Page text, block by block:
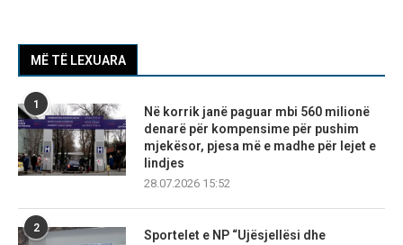
MË TË LEXUARA
1
Në korrik janë paguar mbi 560 milionë
denarë për kompensime për pushim
mjekësor, pjesa më e madhe për lejet e
lindjes
28.07.2026 15:52
2
Sportelet e NP “Ujësjellësi dhe